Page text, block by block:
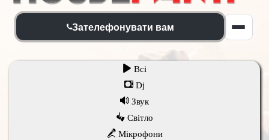
Зателефонувати вам
Всi
Dj
Звук
Світло
Мікрофони